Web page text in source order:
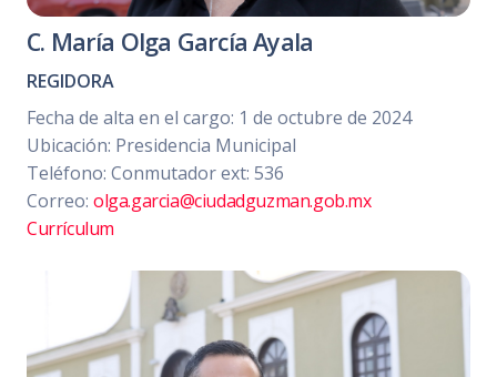
C. María Olga García Ayala
REGIDORA
Fecha de alta en el cargo: 1 de octubre de 2024
Ubicación: Presidencia Municipal
Teléfono: Conmutador ext: 536
Correo: olga.garcia@ciudadguzman.gob.mx
Currículum